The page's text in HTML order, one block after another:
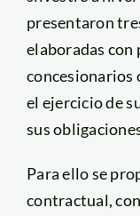
presentaron
elaboradas
concesionarios
el ejercicio de
sus
Para ello se
contractual,